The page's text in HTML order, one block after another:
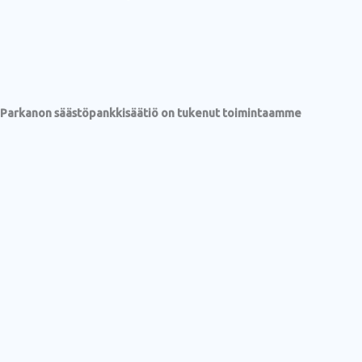
Parkanon säästöpankkisäätiö on tukenut toimintaamme